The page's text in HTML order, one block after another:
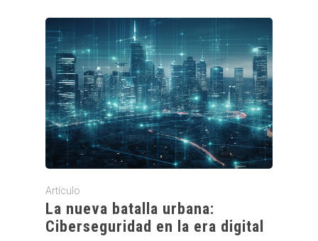
Artículo
La nueva batalla urbana:
Ciberseguridad en la era digital